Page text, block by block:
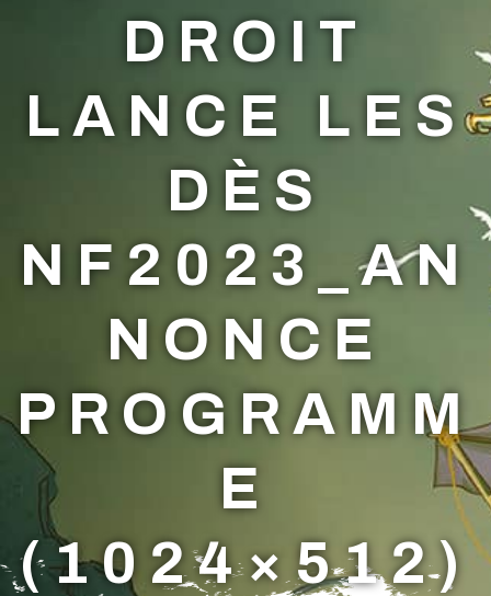
DROIT
LANCE LES
DÈS
NF2023_AN
NONCE
PROGRAMM
E
(1024×512)